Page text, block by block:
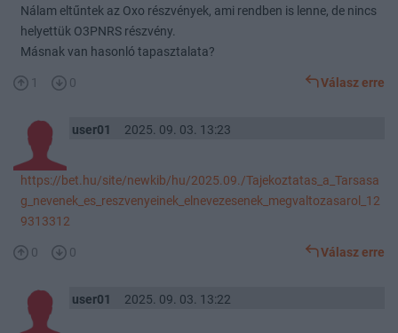
Nálam eltűntek az Oxo részvények, ami rendben is lenne, de nincs
helyettük O3PNRS részvény.
Másnak van hasonló tapasztalata?
1 0 Válasz erre
user01 2025. 09. 03. 13:23
https://bet.hu/site/newkib/hu/2025.09./Tajekoztatas_a_Tarsasa
g_nevenek_es_reszvenyeinek_elnevezesenek_megvaltozasarol_12
9313312
0 0 Válasz erre
user01 2025. 09. 03. 13:22